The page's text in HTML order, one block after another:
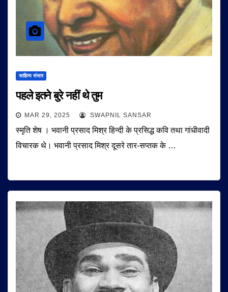
साहित्य संसार
पहले इतने बुरे नहीं थे तुम
MAR 29, 2025 SWAPNIL SANSAR
स्मृति शेष । भवानी प्रसाद मिश्र हिन्दी के प्रसिद्ध कवि तथा गांधीवादी
विचारक थे। भवानी प्रसाद मिश्र दूसरे तार-सप्तक के …